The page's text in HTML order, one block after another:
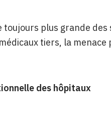
toujours plus grande
tiers, la
des hôpitaux